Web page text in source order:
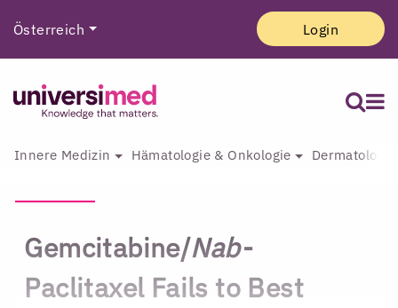
Österreich Login
Innere Medizin Hämatologie & Onkologie
Gemcitabine/Nab-
Paclitaxel Fails to Best